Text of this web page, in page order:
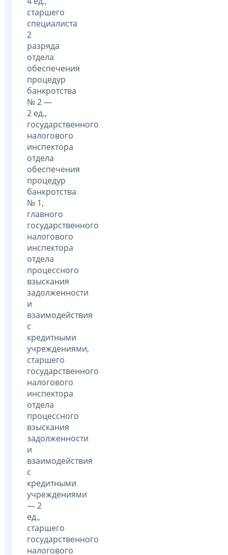
старшего
специалиста
2
разряда
отдела
обеспечения
процедур
банкротства
№ 2 —
2 ед.,
государственного
налогового
инспектора
отдела
обеспечения
процедур
банкротства
№ 1,
главного
государственного
налогового
инспектора
отдела
процессного
взыскания
задолженности
и
взаимодействия
с
кредитными
учреждениями,
старшего
государственного
налогового
инспектора
отдела
процессного
взыскания
задолженности
и
взаимодействия
с
кредитными
учреждениями
— 2
ед.,
старшего
государственного
налогового